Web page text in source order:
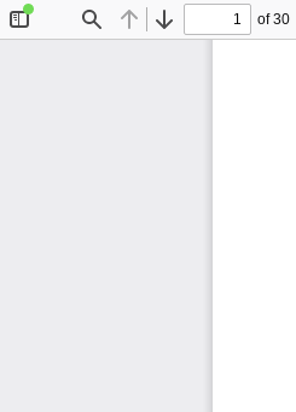
Find Previous
Next
of 30